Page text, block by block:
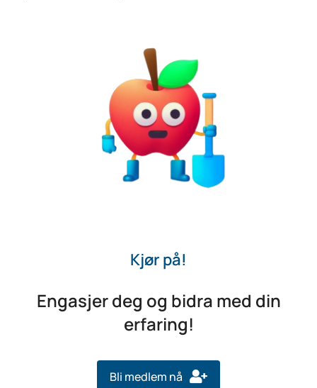
Kjør på!
Engasjer deg og bidra med din
erfaring!
Bli medlem nå